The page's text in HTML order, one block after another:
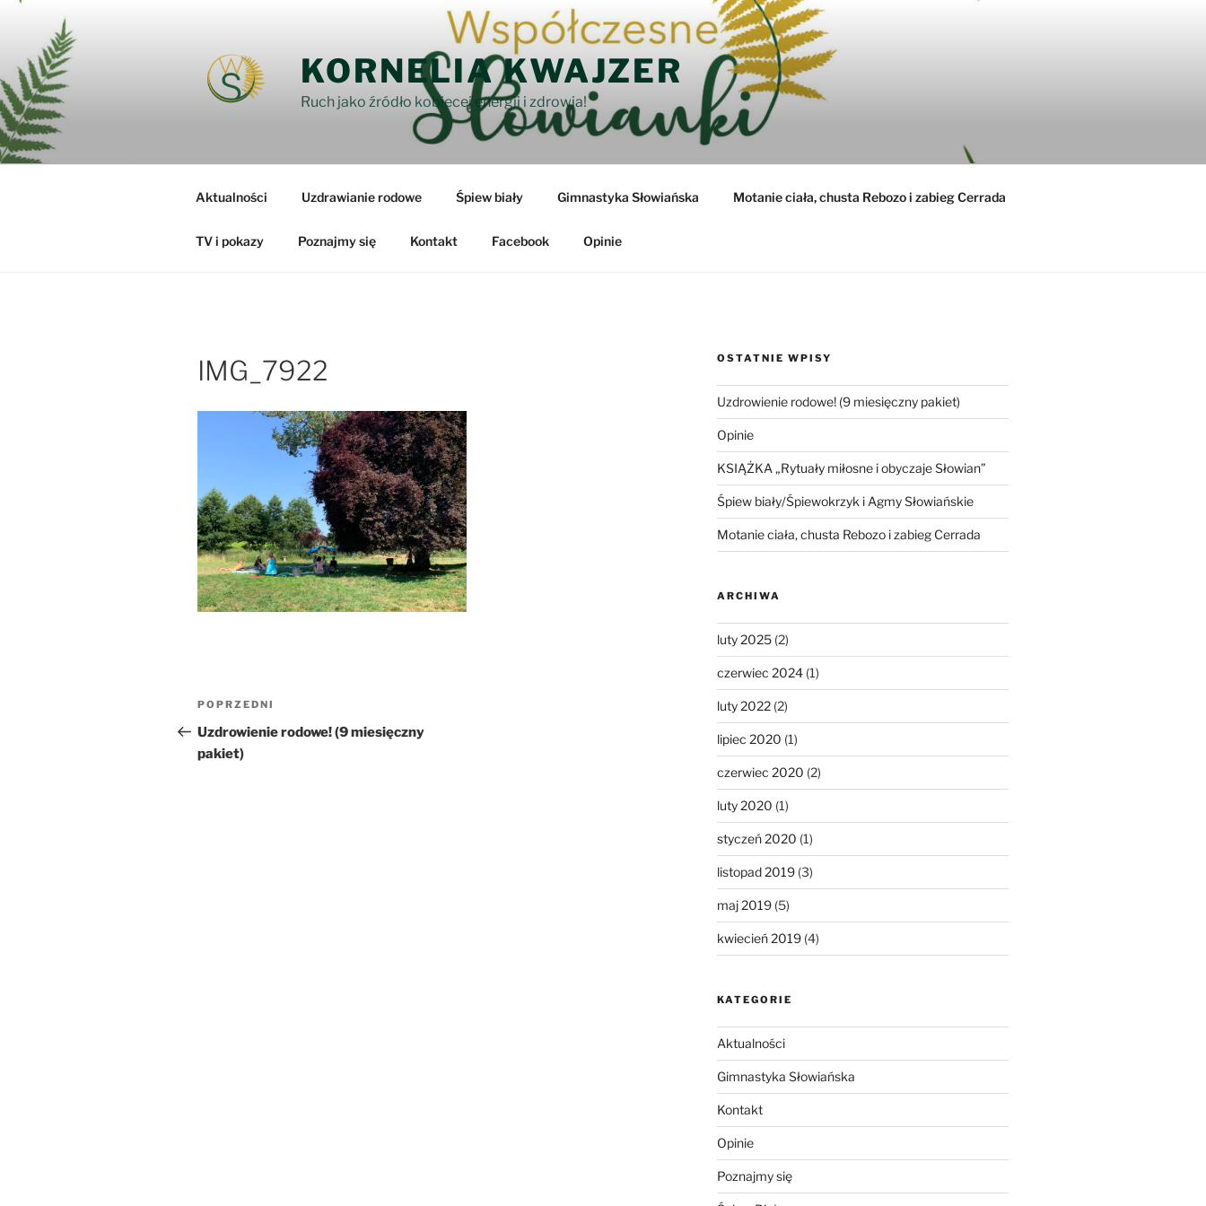
Przejdź
KORNELIA KWAJZER
Ruch jako źródło kobiecej energii i zdrowia!
Aktualności Uzdrawianie rodowe Śpiew biały Gimnastyka Słowiańska Motanie ciała, chusta Rebozo i zabieg Cerrada
TV i pokazy Poznajmy się Kontakt Facebook Opinie
IMG_7922
Nawigacja
wpisu
Poprzedni
wpis
POPRZEDNI
Uzdrowienie rodowe! (9 miesięczny
pakiet)
OSTATNIE WPISY
Uzdrowienie rodowe! (9 miesięczny pakiet)
Opinie
KSIĄŻKA „Rytuały miłosne i obyczaje Słowian”
Śpiew biały/Śpiewokrzyk i Agmy Słowiańskie
Motanie ciała, chusta Rebozo i zabieg Cerrada
ARCHIWA
luty 2025(2)
czerwiec 2024(1)
luty 2022(2)
lipiec 2020 (1)
czerwiec 2020 (2)
luty 2020 (1)
styczeń 2020 (1)
listopad 2019(3)
maj 2019(5)
kwiecień 2019(4)
KATEGORIE
Aktualności
Gimnastyka Słowiańska
Kontakt
Opinie
Poznajmy się